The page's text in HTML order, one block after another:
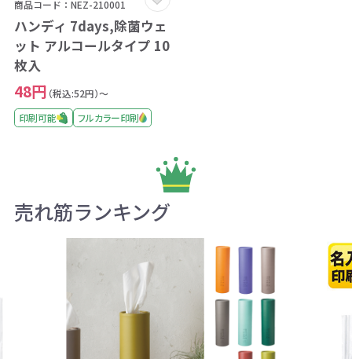
商品コード：NEZ-210001
ハンディ 7days,除菌ウェ
ット アルコールタイプ 10
枚入
48円 （税込:52円）～
印刷可能
フルカラー印刷
売れ筋ランキング